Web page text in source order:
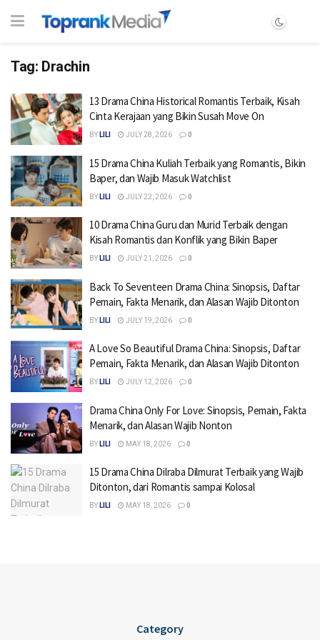
Tag: Drachin
13 Drama China Historical Romantis Terbaik, Kisah
Cinta Kerajaan yang Bikin Susah Move On
BY LILI JULY 28, 2026 0
15 Drama China Kuliah Terbaik yang Romantis, Bikin
Baper, dan Wajib Masuk Watchlist
BY LILI JULY 22, 2026 0
10 Drama China Guru dan Murid Terbaik dengan
Kisah Romantis dan Konflik yang Bikin Baper
BY LILI JULY 21, 2026 0
Back To Seventeen Drama China: Sinopsis, Daftar
Pemain, Fakta Menarik, dan Alasan Wajib Ditonton
BY LILI JULY 19, 2026 0
A Love So Beautiful Drama China: Sinopsis, Daftar
Pemain, Fakta Menarik, dan Alasan Wajib Ditonton
BY LILI JULY 12, 2026 0
Drama China Only For Love: Sinopsis, Pemain, Fakta
Menarik, dan Alasan Wajib Nonton
BY LILI MAY 18, 2026 0
15 Drama China Dilraba Dilmurat Terbaik yang Wajib
Ditonton, dari Romantis sampai Kolosal
BY LILI MAY 18, 2026 0
Category